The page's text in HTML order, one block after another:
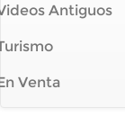
Antiguos
Venta